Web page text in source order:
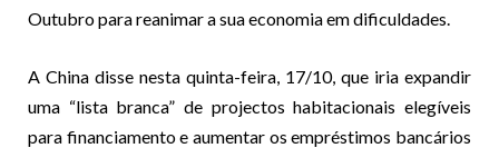
Outubro para reanimar a sua economia em dificuldades.
A China disse nesta quinta-feira, 17/10, que iria expandir
uma “lista branca” de projectos habitacionais elegíveis
para financiamento e aumentar os empréstimos bancários